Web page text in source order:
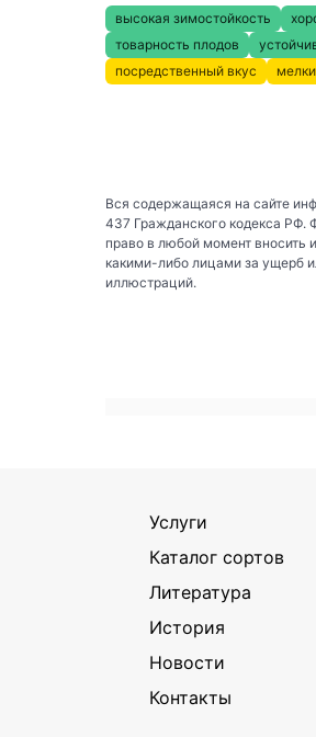
высокая зимостойкость
товарность плодов
посредственный вкус
Вся содержащаяся на сайте
437 Гражданского кодекса
право в любой момент
какими-либо лицами за ущерб
иллюстраций.
Услуги
Каталог сортов
Литература
История
Новости
Контакты